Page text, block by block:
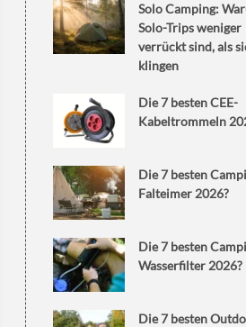
Solo Camping:
Solo-Trips weniger
verrückt sind, als
klingen
Die 7 besten CEE-
Kabeltrommeln
Die 7 besten
Falteimer 2026?
Die 7 besten
Wasserfilter 2026?
Die 7 besten